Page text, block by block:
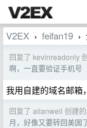
V2EX › feifan19 ›
回复了 kevinreadonly
啊，一直要验证手机号
我用自建的域名邮箱
回复了 allanwell 创建
月，好像又要转回美国了